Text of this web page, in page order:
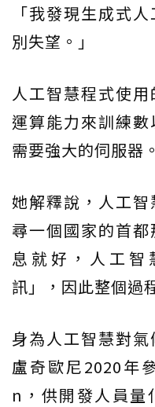
「我發現生成式
別失望。」
人工智慧程式使
運算能力來訓練
需要強大的伺服器。
她解釋說，人工
尋一個國家的首
息就好，人工智
訊」，因此整個過
身為人工智慧對氣
盧奇歐尼2020年
n，供開發人員量